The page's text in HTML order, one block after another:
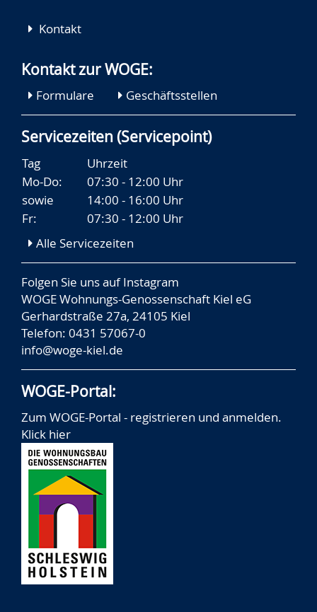
Kontakt
Kontakt zur WOGE:
Formulare Geschäftsstellen
Servicezeiten (Servicepoint)
Tag
Uhrzeit
Mo-Do:
07:30 - 12:00 Uhr
sowie
14:00 - 16:00 Uhr
Fr:
07:30 - 12:00 Uhr
Alle Servicezeiten
Folgen Sie uns aufInstagram
WOGE Wohnungs-Genossenschaft Kiel eG
Gerhardstraße 27a, 24105 Kiel
Telefon: 0431 57067-0
info@woge-kiel.de
WOGE-Portal:
Zum WOGE-Portal - registrieren und anmelden.
Klick hier